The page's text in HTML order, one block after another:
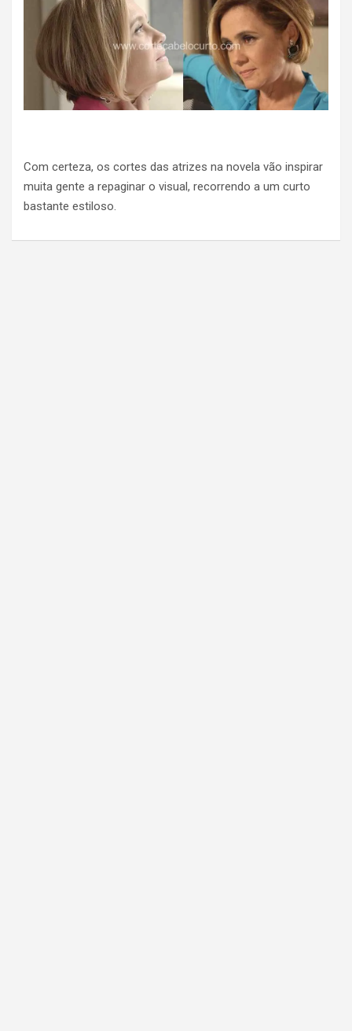
Com certeza, os cortes das atrizes na novela vão inspirar
muita gente a repaginar o visual, recorrendo a um curto
bastante estiloso.